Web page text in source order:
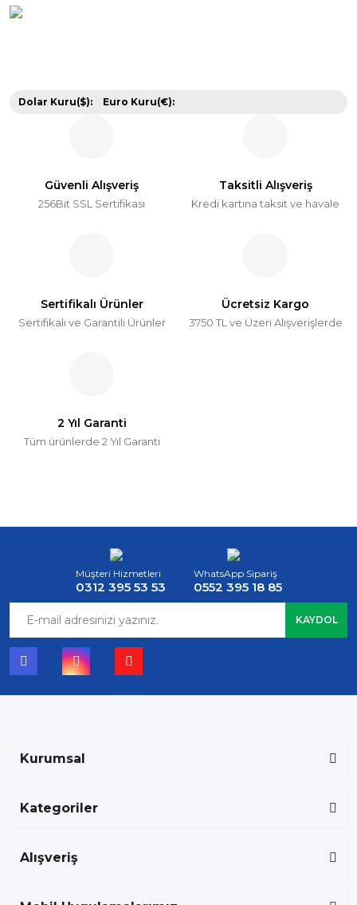
Dolar Kuru($): Euro Kuru(€):
Güvenli Alışveriş
256Bit SSL Sertifikası
Taksitli Alışveriş
Kredi kartına taksit ve havale
Sertifikalı Ürünler
Sertifikalı ve Garantili Ürünler
Ücretsiz Kargo
3750 TL ve Üzeri Alışverişlerde
2 Yıl Garanti
Tüm ürünlerde 2 Yıl Garanti
Müşteri Hizmetleri
0312 395 53 53
WhatsApp Sipariş
0552 395 18 85
KAYDOL
Kurumsal
Kategoriler
Alışveriş